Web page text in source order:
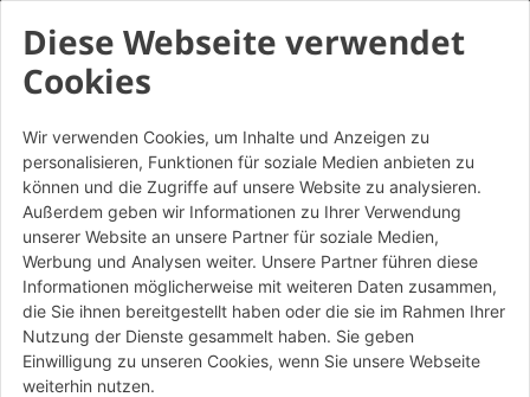
Diese Webseite verwendet
Cookies
Wir verwenden Cookies, um Inhalte und Anzeigen zu
personalisieren, Funktionen für soziale Medien anbieten zu
können und die Zugriffe auf unsere Website zu analysieren.
Außerdem geben wir Informationen zu Ihrer Verwendung
unserer Website an unsere Partner für soziale Medien,
Werbung und Analysen weiter. Unsere Partner führen diese
Informationen möglicherweise mit weiteren Daten zusammen,
die Sie ihnen bereitgestellt haben oder die sie im Rahmen Ihrer
Nutzung der Dienste gesammelt haben. Sie geben
Einwilligung zu unseren Cookies, wenn Sie unsere Webseite
weiterhin nutzen.
Sistema Anticaduta
IlSistema Anticadutaè un insieme didispositivi di
ancoraggio permanenti per coperture, progettati e
certificati secondo le normative vigentiUNI EN 795:2012,
UNI 11578:2015, EN 353-1:2014, CEN/TS 16415:2013 e UNI
11560:2014.
Il sistema consente l’accesso, il transito e l’esecuzione dei
lavori in quota in totale sicurezza, mediante l’aggancio dei
Dispositivi di Protezione Individuale (DPI)